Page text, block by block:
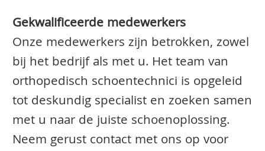
Gekwalificeerde medewerkers
Onze medewerkers zijn betrokken, zowel
bij het bedrijf als met u. Het team van
orthopedisch schoentechnici is opgeleid
tot deskundig specialist en zoeken samen
met u naar de juiste schoenoplossing.
Neem gerust contact met ons op voor